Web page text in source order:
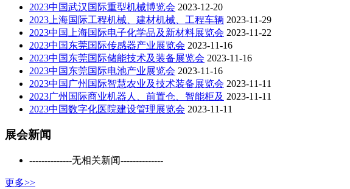
2023中国武汉国际重型机械博览会 2023-12-20
2023上海国际工程机械、建材机械、工程车辆 2023-11-29
2023中国上海国际电子化学品及新材料展览会 2023-11-22
2023中国东莞国际传感器产业展览会 2023-11-16
2023中国东莞国际储能技术及装备展览会 2023-11-16
2023中国东莞国际电池产业展览会 2023-11-16
2023中国广州国际智慧农业及技术装备展览会 2023-11-11
2023广州国际商业机器人、前置仓、智能柜及 2023-11-11
2023中国数字化医院建设管理展览会 2023-11-11
展会新闻
--------------无相关新闻--------------
更多>>